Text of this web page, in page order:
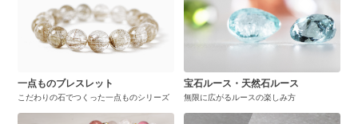
一点ものブレスレット
こだわりの石でつくった一点ものシリーズ
宝石ルース・天然石ルース
無限に広がるルースの楽しみ方